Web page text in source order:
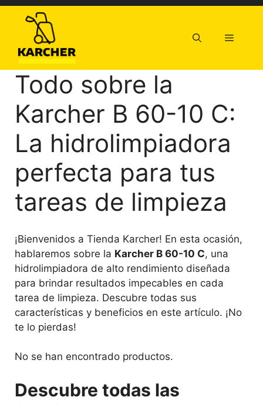
Saltar
contenido
Menú
Todo sobre la
Karcher B 60-10 C:
La hidrolimpiadora
perfecta para tus
tareas de limpieza
¡Bienvenidos a Tienda Karcher! En esta ocasión,
hablaremos sobre la Karcher B 60-10 C, una
hidrolimpiadora de alto rendimiento diseñada
para brindar resultados impecables en cada
tarea de limpieza. Descubre todas sus
características y beneficios en este artículo. ¡No
te lo pierdas!
No se han encontrado productos.
Descubre todas las